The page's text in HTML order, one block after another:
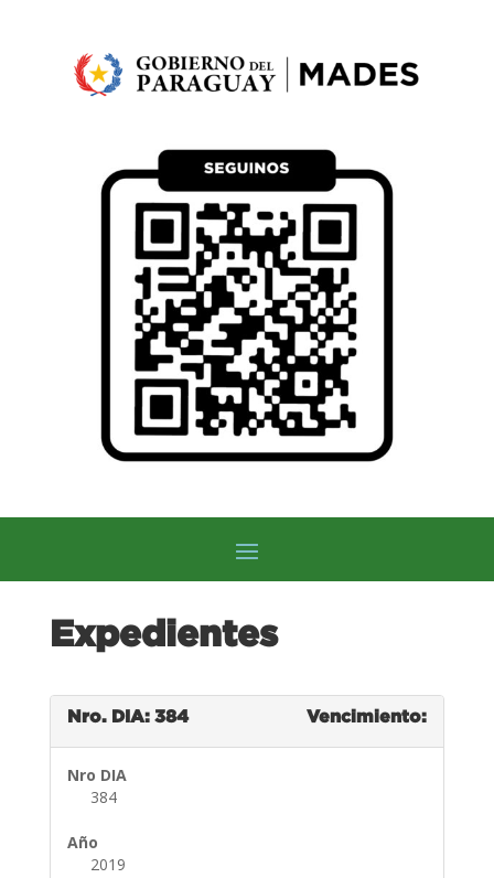
Expedientes
Nro. DIA: 384 Vencimiento:
Nro DIA
384
Año
2019